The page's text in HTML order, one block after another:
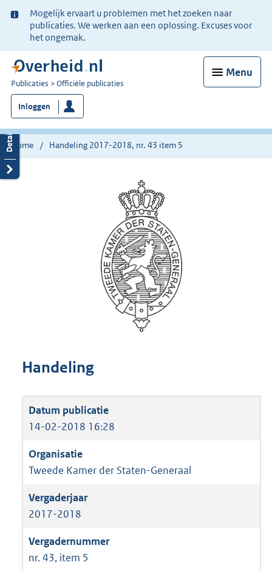
Ter
informatie:
Mogelijk ervaart u problemen met het zoeken naar
publicaties. We werken aan een oplossing. Excuses voor
het ongemak.
Menu
U
bent
nu
hier:
Publicaties Officiële publicaties
Inloggen
Home Handeling 2017-2018, nr. 43 item 5
Handeling
14-02-2018 16:28
Tweede Kamer der Staten-Generaal
2017-2018
nr. 43, item 5